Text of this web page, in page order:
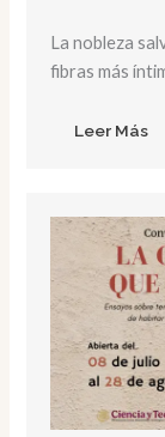
La nobleza
fibras más
Leer Más